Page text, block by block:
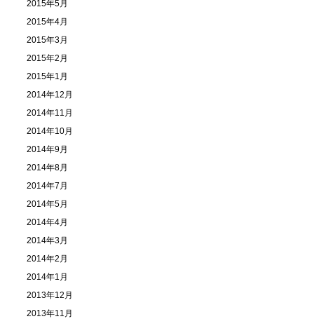
2015年5月
2015年4月
2015年3月
2015年2月
2015年1月
2014年12月
2014年11月
2014年10月
2014年9月
2014年8月
2014年7月
2014年5月
2014年4月
2014年3月
2014年2月
2014年1月
2013年12月
2013年11月